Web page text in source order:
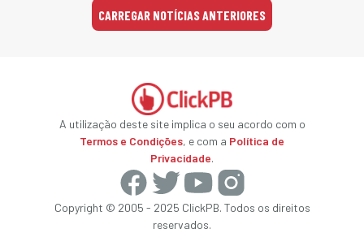
CARREGAR NOTÍCIAS ANTERIORES
A utilização deste site implica o seu acordo com o
Termos e Condições, e com a Política de
Privacidade.
Copyright © 2005 - 2025 ClickPB. Todos os direitos
reservados.